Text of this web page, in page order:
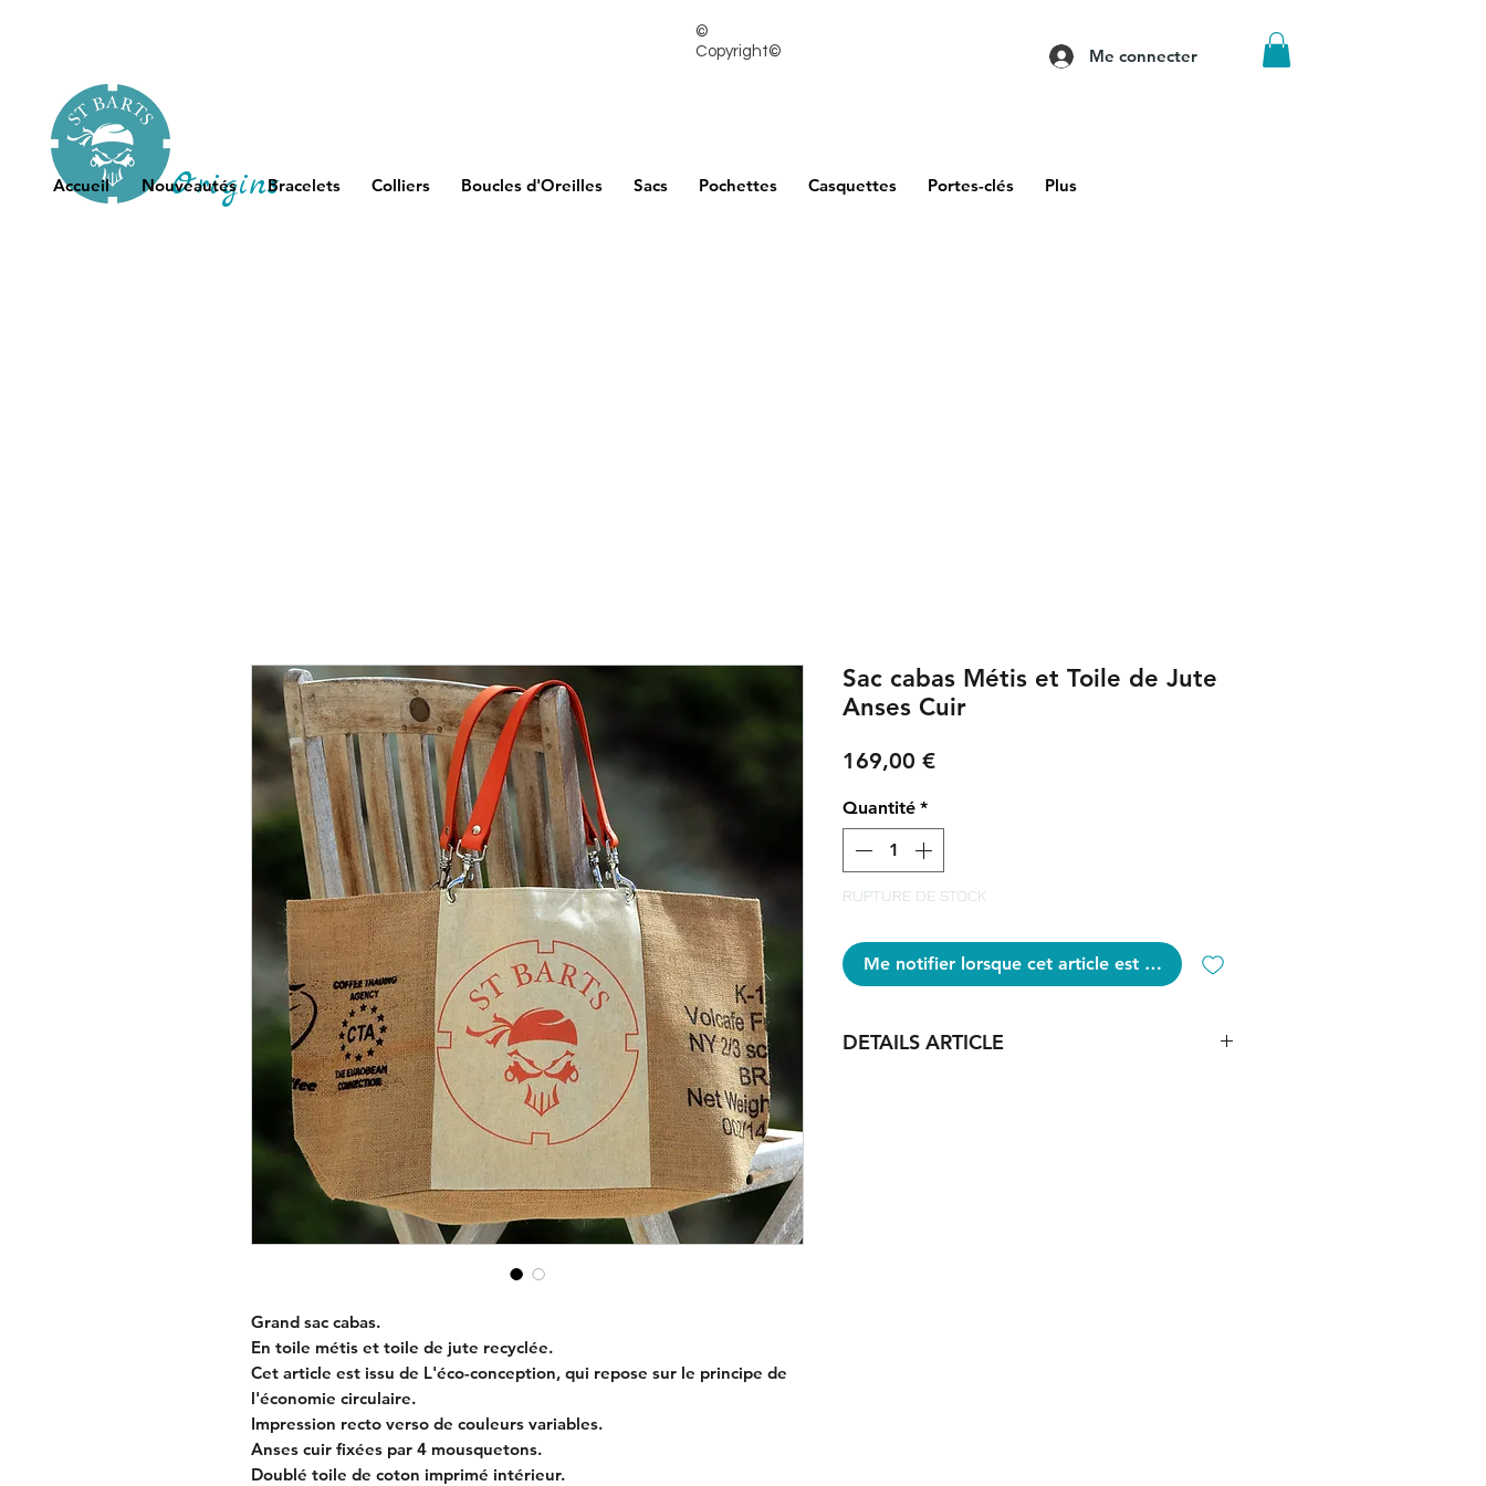
Origins
©
Copyright©
Accueil Nouveautés Bracelets Colliers Boucles d'Oreilles Sacs Pochettes Casquettes Portes-clés Plus
Me connecter
Grand sac cabas.
En toile métis et toile de jute recyclée.
Cet article est issu de L'éco-conception, qui repose sur le principe de
l'économie circulaire.
Impression recto verso de couleurs variables.
Anses cuir fixées par 4 mousquetons.
Doublé toile de coton imprimé intérieur.
Sac cabas Métis et Toile de Jute
Anses Cuir
169,00 €Prix
Quantité *
RUPTURE DE STOCK
Me notifier lorsque cet article est disponible
DETAILS ARTICLE